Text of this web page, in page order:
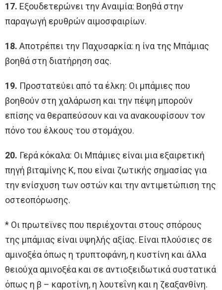
17. Εξουδετερώνει την Αναιμία: Βοηθά στην
παραγωγή ερυθρών αιμοσφαιρίων.
18. Αποτρέπει την Παχυσαρκία: η ίνα της Μπάμιας
βοηθά στη διατήρηση σας.
19. Προστατεύει από τα έλκη: Οι μπάμιες που
βοηθούν στη χαλάρωση και την πέψη μπορούν
επίσης να θεραπεύσουν και να ανακουφίσουν τον
πόνο του έλκους του στομάχου.
20. Γερά κόκαλα: Οι Μπάμιες είναι μια εξαιρετική
πηγή βιταμίνης Κ, που είναι ζωτικής σημασίας για
την ενίσχυση των οστών και την αντιμετώπιση της
οστεοπόρωσης.
* Οι πρωτεϊνες που περιέχονται στους σπόρους
της μπάμιας είναι υψηλής αξίας. Είναι πλούσιες σε
αμινοξέα όπως η τρυπτοφάνη, η κυστίνη και άλλα
θειούχα αμινοξέα και σε αντιοξειδωτικά συστατικά
όπως η β – καροτίνη, η λουτεΐνη και η ζεαξανθίνη.